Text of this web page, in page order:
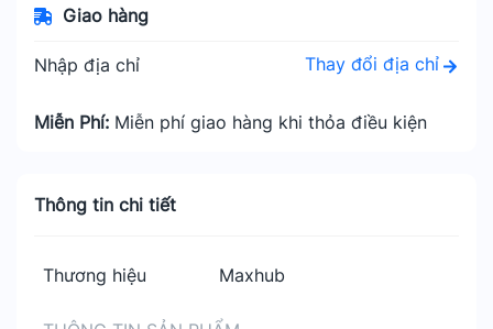
Giao hàng
Nhập địa chỉ Thay đổi địa chỉ
Miễn Phí: Miễn phí giao hàng khi thỏa điều kiện
Thông tin chi tiết
Thương hiệu Maxhub